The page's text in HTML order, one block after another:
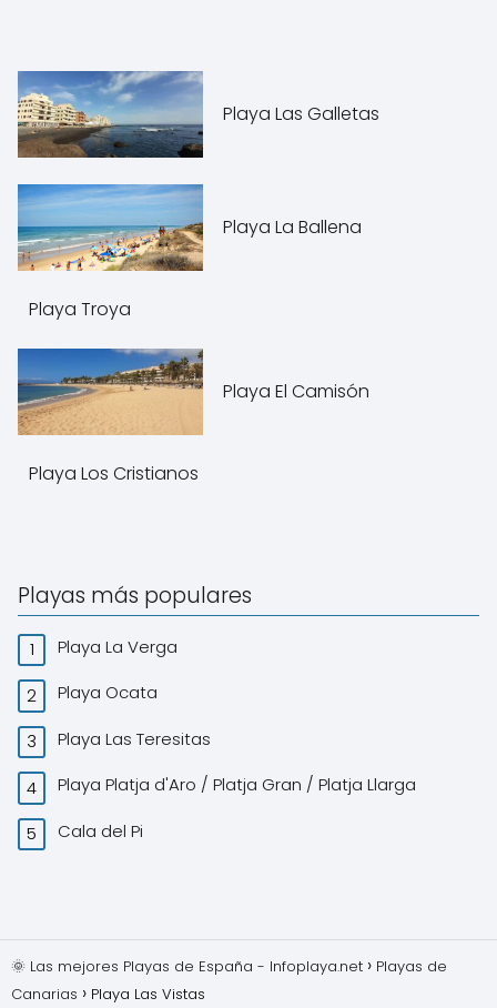
Playa Las Galletas
Playa La Ballena
Playa Troya
Playa El Camisón
Playa Los Cristianos
Playas más populares
Playa La Verga
Playa Ocata
Playa Las Teresitas
Playa Platja d'Aro / Platja Gran / Platja Llarga
Cala del Pi
🌞 Las mejores Playas de España - Infoplaya.net
Playas de
Canarias
Playa Las Vistas